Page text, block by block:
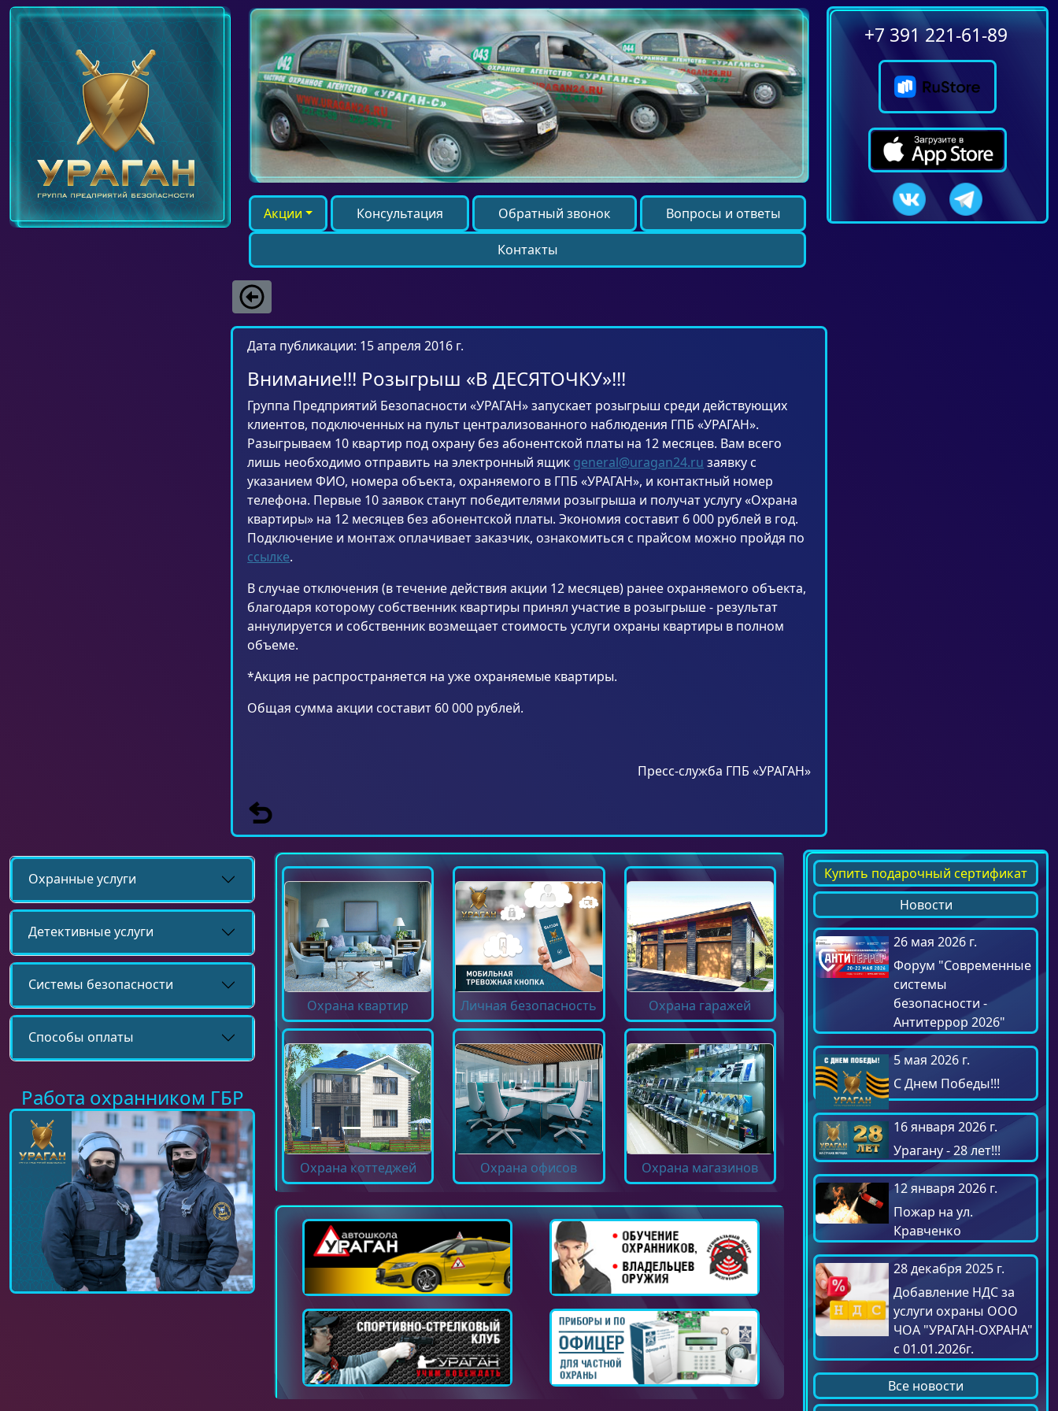
Акции Консультация Обратный звонок Вопросы и ответы
Контакты
+7 391 221-61-89
Дата публикации: 15 апреля 2016 г.
Внимание!!! Розыгрыш «В ДЕСЯТОЧКУ»!!!
Группа Предприятий Безопасности «УРАГАН» запускает розыгрыш среди действующих
клиентов, подключенных на пульт централизованного наблюдения ГПБ «УРАГАН».
Разыгрываем 10 квартир под охрану без абонентской платы на 12 месяцев. Вам всего
лишь необходимо отправить на электронный ящик general@uragan24.ru заявку c
указанием ФИО, номера объекта, охраняемого в ГПБ «УРАГАН», и контактный номер
телефона. Первые 10 заявок станут победителями розыгрыша и получат услугу «Охрана
квартиры» на 12 месяцев без абонентской платы. Экономия составит 6 000 рублей в год.
Подключение и монтаж оплачивает заказчик, ознакомиться с прайсом можно пройдя по
ссылке.
В случае отключения (в течение действия акции 12 месяцев) ранее охраняемого объекта,
благодаря которому собственник квартиры принял участие в розыгрыше - результат
аннулируется и собственник возмещает стоимость услуги охраны квартиры в полном
объеме.
*Акция не распространяется на уже охраняемые квартиры.
Общая сумма акции составит 60 000 рублей.
Пресс-служба ГПБ «УРАГАН»
Охранные услуги
Детективные услуги
Системы безопасности
Способы оплаты
Работа охранником ГБР
Охрана квартир Личная безопасность Охрана гаражей
Охрана коттеджей Охрана офисов Охрана магазинов
Купить подарочный сертификат
Новости
26 мая 2026 г.
Форум "Современные
системы
безопасности -
Антитеррор 2026"
5 мая 2026 г.
С Днем Победы!!!
16 января 2026 г.
Урагану - 28 лет!!!
12 января 2026 г.
Пожар на ул.
Кравченко
28 декабря 2025 г.
Добавление НДС за
услуги охраны ООО
ЧОА "УРАГАН-ОХРАНА"
с 01.01.2026г.
Все новости